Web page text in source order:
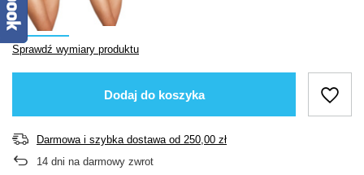
Sprawdź wymiary produktu
Dodaj do koszyka
Darmowa i szybka dostawaod 250,00 zł
14 dni na darmowy zwrot